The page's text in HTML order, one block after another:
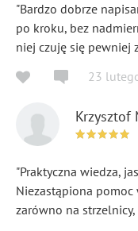
"Bardzo dobrze
po kroku, bez
niej czuję się pewniej
23
Krzysztof
"Praktyczna wiedza,
Niezastąpiona
zarówno na